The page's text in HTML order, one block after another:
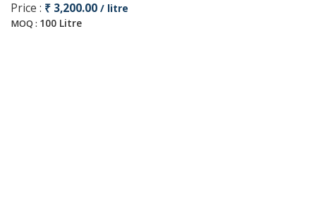
Price : ₹ 3,200.00 / litre
MOQ : 100 Litre